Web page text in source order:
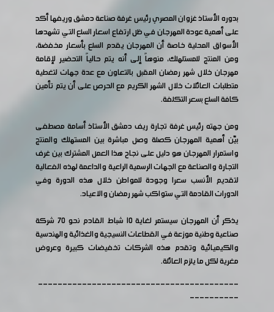
بدوره الأستاذ غزوان المصري رئيس غرفة صناعة دمشق وريفها أكد
على أهمية عودة المهرجان في ظل ارتفاع اسعار السلع التي تشهدها
الأسواق المحلية خاصة أن المهرجان يقدم السلع بأسعار مخفضة،
ومن المنتج للمستلهلك، منوهاً إلى أنه يتم حالياً التحضير لإقامة
مهرجان خلال شهر رمضان المقبل بالتعاون مع عدة جهات لتغطية
متطلبات العائلات خلال الشهر الكريم مع الحرص على أن يتم تأمين
كافة السلع بسعر التكلفة.
ومن جهته رئيس غرفة تجارة ريف دمشق الأستاذ أسامة مصطفى
بيّن أهمية المهرجان كصلة وصل مباشرة بين المستهلك والمنتج
واستمرار المهرجان هو دليل على نجاح هذا العمل المشترك بين غرف
التجارة والصناعة مع الجهات الرسمية الراعية والداعمة لهذه الفعالية
لتقديم الأنسب سعرا وجودة للمواطن خلال هذه الدورة وفي
الدورات القادمة التي ستواكب شهر رمضان والاعياد.
يذكر أن المهرجان سيستمر لغاية 10 شباط القادم نحو ٧٠ شركة
صناعية وطنية موزعة في القطاعات النسيجية والغذائية والهندسية
والكيميائية وتقدم هذه الشركات تخفيضات كبيرة وعروض
مغرية لكل ما يلزم العائلة.
-----------------------------------------
----------